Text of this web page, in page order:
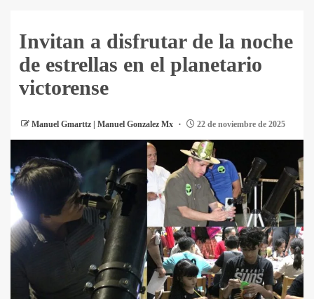
Invitan a disfrutar de la noche
de estrellas en el planetario
victorense
Manuel Gmarttz | Manuel Gonzalez Mx 22 de noviembre de 2025